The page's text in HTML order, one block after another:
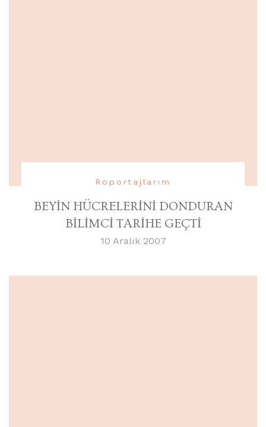
Röportajlarım
BEYİN HÜCRELERİNİ DONDURAN
BİLİMCİ TARİHE GEÇTİ
10 Aralık 2007